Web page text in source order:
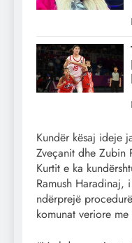
Kundër kësaj ideje
Zveçanit dhe Zubin
Kurtit e ka
Ramush Haradinaj,
ndërprejë
komunat veriore